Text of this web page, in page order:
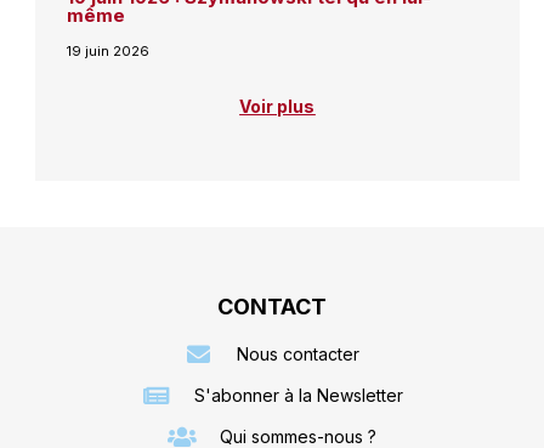
même
19 juin 2026
Voir plus
CONTACT
Nous contacter
S'abonner à la Newsletter
Qui sommes-nous ?